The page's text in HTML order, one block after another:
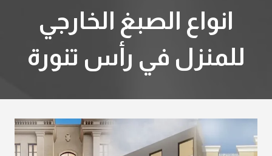
انواع الصبغ الخارجي
للمنزل في رأس تنورة